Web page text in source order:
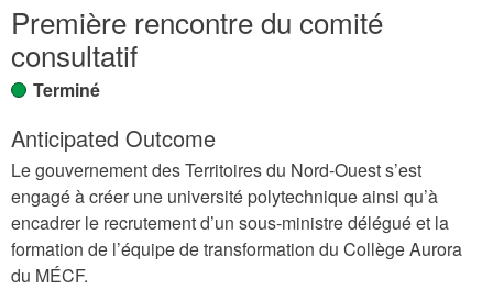
Première rencontre du comité
consultatif
Terminé
Anticipated Outcome
Le gouvernement des Territoires du Nord-Ouest s’est
engagé à créer une université polytechnique ainsi qu’à
encadrer le recrutement d’un sous-ministre délégué et la
formation de l’équipe de transformation du Collège Aurora
du MÉCF.